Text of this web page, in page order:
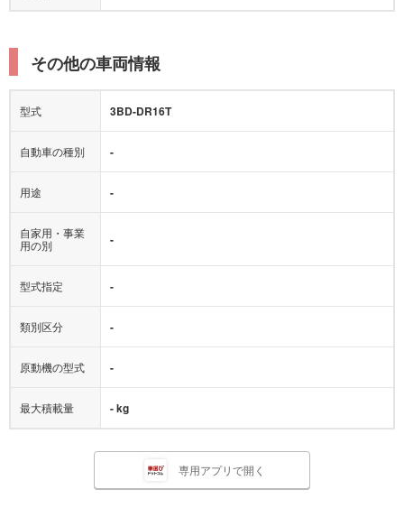
その他の車両情報
型式 3BD-DR16T
自動車の種別 -
用途 -
自家用・事業
用の別
-
型式指定 -
類別区分 -
原動機の型式 -
最大積載量 - kg
専用アプリで開く